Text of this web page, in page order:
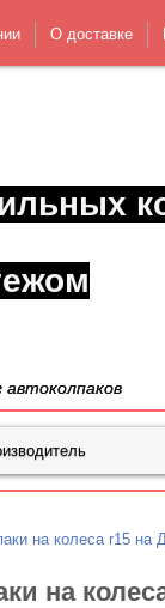
О доставке
автоколпаков
на колеса r15 на
на